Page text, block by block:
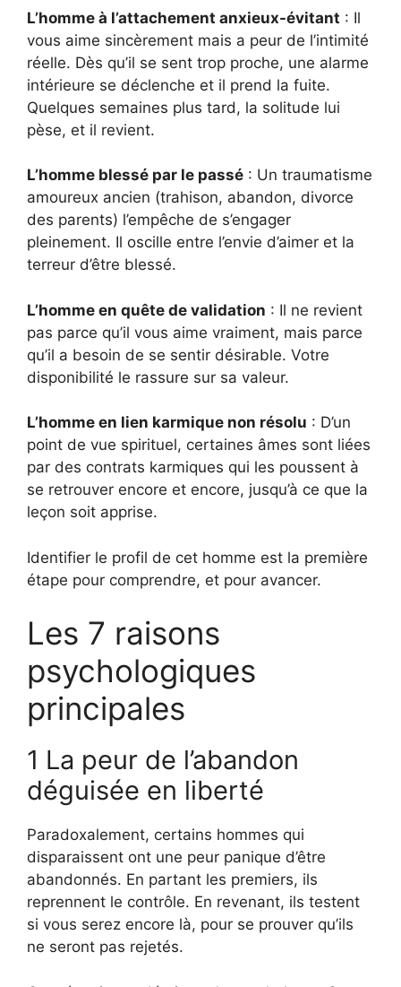
L’homme à l’attachement anxieux-évitant : Il
vous aime sincèrement mais a peur de l’intimité
réelle. Dès qu’il se sent trop proche, une alarme
intérieure se déclenche et il prend la fuite.
Quelques semaines plus tard, la solitude lui
pèse, et il revient.
L’homme blessé par le passé : Un traumatisme
amoureux ancien (trahison, abandon, divorce
des parents) l’empêche de s’engager
pleinement. Il oscille entre l’envie d’aimer et la
terreur d’être blessé.
L’homme en quête de validation : Il ne revient
pas parce qu’il vous aime vraiment, mais parce
qu’il a besoin de se sentir désirable. Votre
disponibilité le rassure sur sa valeur.
L’homme en lien karmique non résolu : D’un
point de vue spirituel, certaines âmes sont liées
par des contrats karmiques qui les poussent à
se retrouver encore et encore, jusqu’à ce que la
leçon soit apprise.
Identifier le profil de cet homme est la première
étape pour comprendre, et pour avancer.
Les 7 raisons
psychologiques
principales
1 La peur de l’abandon
déguisée en liberté
Paradoxalement, certains hommes qui
disparaissent ont une peur panique d’être
abandonnés. En partant les premiers, ils
reprennent le contrôle. En revenant, ils testent
si vous serez encore là, pour se prouver qu’ils
ne seront pas rejetés.